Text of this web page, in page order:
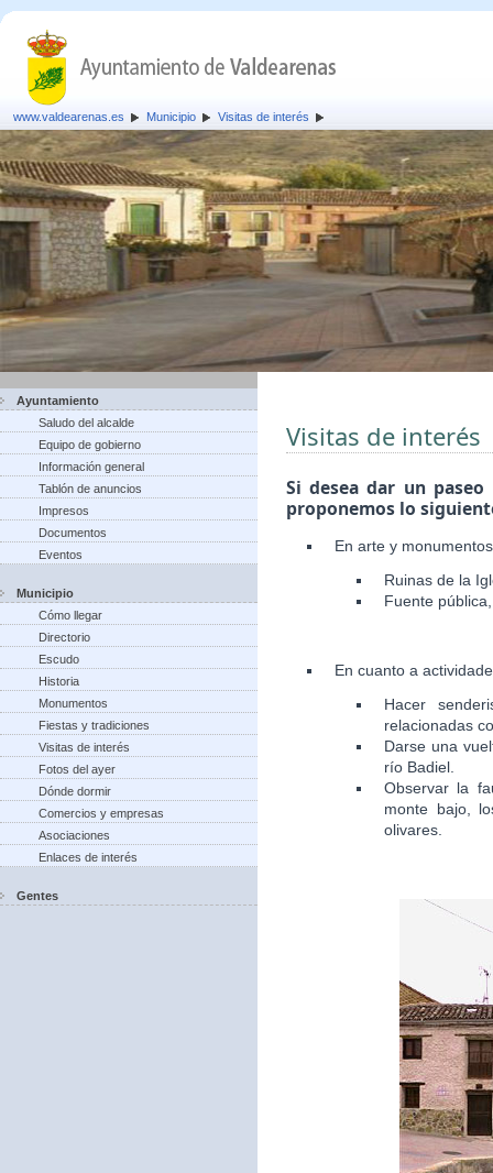
www.valdearenas.es Municipio Visitas de interés
Ayuntamiento
Saludo del alcalde
Equipo de gobierno
Información general
Tablón de anuncios
Impresos
Documentos
Eventos
Municipio
Cómo llegar
Directorio
Escudo
Historia
Monumentos
Fiestas y tradiciones
Visitas de interés
Fotos del ayer
Dónde dormir
Comercios y empresas
Asociaciones
Enlaces de interés
Gentes
Visitas de interés
Si desea dar un
proponemos lo
En arte y
Ruinas de la
Fuente
En cuanto a
Hacer
relacionadas
Darse una
río Badiel.
Observar la
monte bajo,
olivares.